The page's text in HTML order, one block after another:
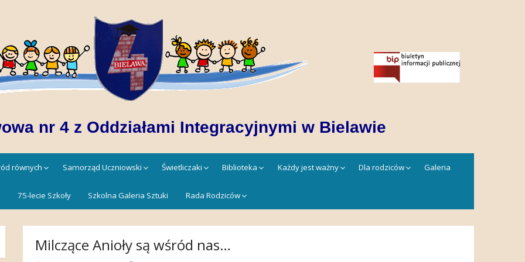
nr 4 z Oddziałami Integracyjnymi w Bielawie
równych Samorząd Uczniowski Świetliczaki Biblioteka Każdy jest ważny Dla rodziców Galeria
75-lecie Szkoły Szkolna Galeria Sztuki Rada Rodziców
Milczące Anioły są wśród nas…